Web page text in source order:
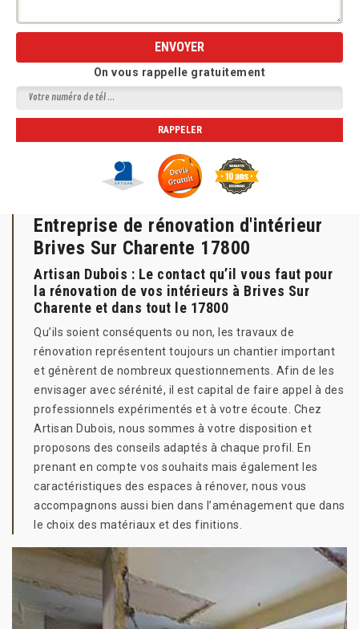
On vous rappelle gratuitement
Entreprise de rénovation d'intérieur
Brives Sur Charente 17800
Artisan Dubois : Le contact qu’il vous faut pour
la rénovation de vos intérieurs à Brives Sur
Charente et dans tout le 17800
Qu’ils soient conséquents ou non, les travaux de
rénovation représentent toujours un chantier important
et génèrent de nombreux questionnements. Afin de les
envisager avec sérénité, il est capital de faire appel à des
professionnels expérimentés et à votre écoute. Chez
Artisan Dubois, nous sommes à votre disposition et
proposons des conseils adaptés à chaque profil. En
prenant en compte vos souhaits mais également les
caractéristiques des espaces à rénover, nous vous
accompagnons aussi bien dans l’aménagement que dans
le choix des matériaux et des finitions.